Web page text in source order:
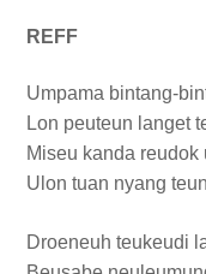
REFF
Umpama bintang-
Lon peuteun langet
Miseu kanda reudok
Ulon tuan nyang
Droeneuh teukeudi